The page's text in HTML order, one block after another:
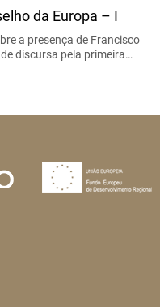
da Europa – I
a presença de Francisco
discursa pela primeira…